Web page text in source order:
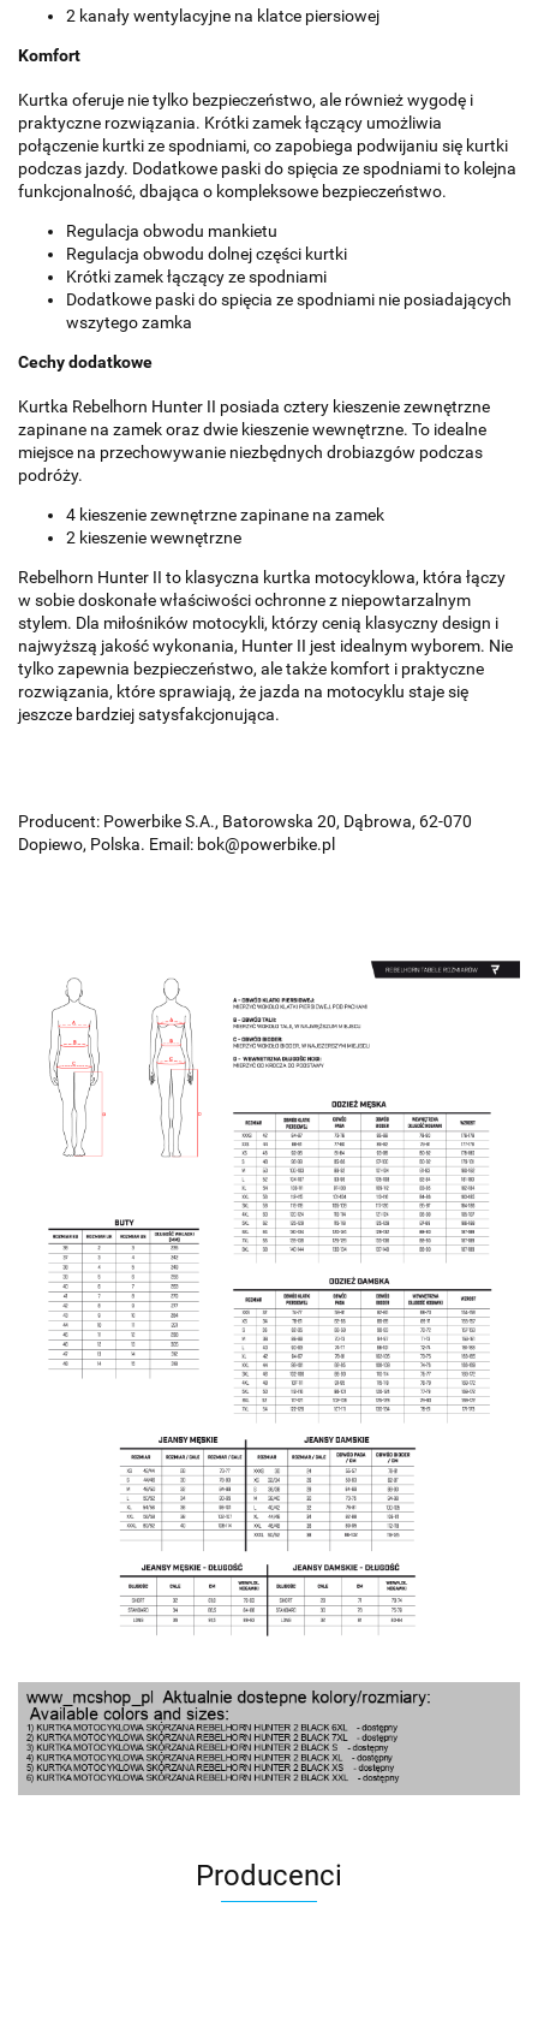
2 kanały wentylacyjne na klatce piersiowej
Komfort
Kurtka oferuje nie tylko bezpieczeństwo, ale również wygodę i
praktyczne rozwiązania. Krótki zamek łączący umożliwia
połączenie kurtki ze spodniami, co zapobiega podwijaniu się kurtki
podczas jazdy. Dodatkowe paski do spięcia ze spodniami to kolejna
funkcjonalność, dbająca o kompleksowe bezpieczeństwo.
Regulacja obwodu mankietu
Regulacja obwodu dolnej części kurtki
Krótki zamek łączący ze spodniami
Dodatkowe paski do spięcia ze spodniami nie posiadających
wszytego zamka
Cechy dodatkowe
Kurtka Rebelhorn Hunter II posiada cztery kieszenie zewnętrzne
zapinane na zamek oraz dwie kieszenie wewnętrzne. To idealne
miejsce na przechowywanie niezbędnych drobiazgów podczas
podróży.
4 kieszenie zewnętrzne zapinane na zamek
2 kieszenie wewnętrzne
Rebelhorn Hunter II to klasyczna kurtka motocyklowa, która łączy
w sobie doskonałe właściwości ochronne z niepowtarzalnym
stylem. Dla miłośników motocykli, którzy cenią klasyczny design i
najwyższą jakość wykonania, Hunter II jest idealnym wyborem. Nie
tylko zapewnia bezpieczeństwo, ale także komfort i praktyczne
rozwiązania, które sprawiają, że jazda na motocyklu staje się
jeszcze bardziej satysfakcjonująca.
Producent: Powerbike S.A., Batorowska 20, Dąbrowa, 62-070
Dopiewo, Polska. Email: bok@powerbike.pl
Producenci